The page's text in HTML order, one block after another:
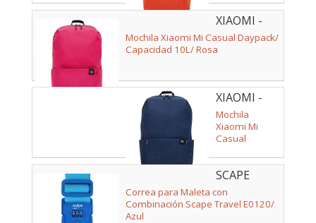
Capacidad
10L/ Naranja
XIAOMI -
ZJB4147GL
Mochila Xiaomi Mi Casual Daypack/
Capacidad 10L/ Rosa
XIAOMI -
ZJB4144GL
Mochila
Xiaomi Mi
Casual
Azul Oscuro
SCAPE
TRAVEL -
E0120
Correa para Maleta con
Combinación Scape Travel E0120/
Azul